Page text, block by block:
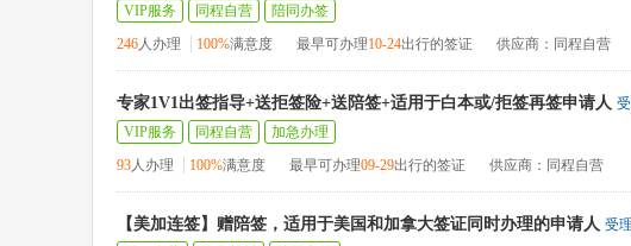
VIP服务
同程自营
陪同办签
246人办理 100%满意度 最早可办理10-24出行的签证 供应商：同程自营
专家1V1出签指导+送拒签险+送陪签+适用于白本或/拒签再签申请人
VIP服务
同程自营
加急办理
93人办理 100%满意度 最早可办理09-29出行的签证 供应商：同程自营
【美加连签】赠陪签，适用于美国和加拿大签证同时办理的申请人 受